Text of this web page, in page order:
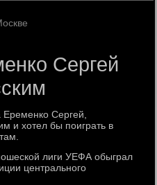
Сергей
Сергей,
и хотел бы поиграть в
лиги УЕФА обыграл
центрального